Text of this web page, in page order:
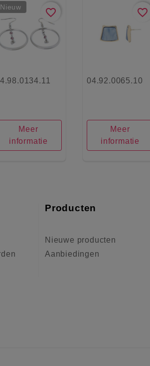
Nieuw favorite_border
Meer
informatie
favorite_border
04.92.0065.10
Meer
informatie
Producten
Nieuwe producten
Aanbiedingen